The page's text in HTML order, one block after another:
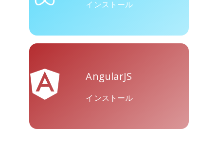
インストール
AngularJS
インストール